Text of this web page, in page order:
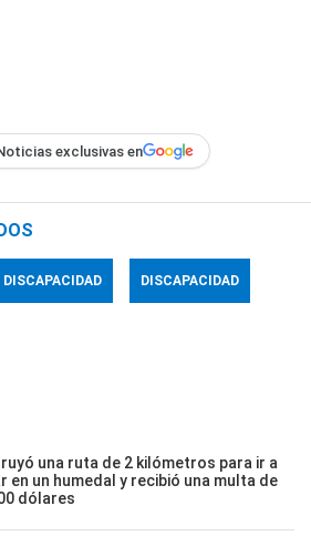
exclusivas en
DISCAPACIDAD
una ruta de 2 kilómetros para ir a
en un humedal y recibió una multa de
dólares